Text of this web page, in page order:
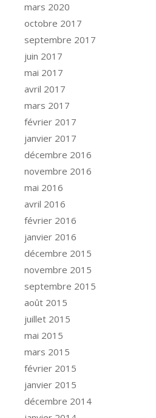
mars 2020
octobre 2017
septembre 2017
juin 2017
mai 2017
avril 2017
mars 2017
février 2017
janvier 2017
décembre 2016
novembre 2016
mai 2016
avril 2016
février 2016
janvier 2016
décembre 2015
novembre 2015
septembre 2015
août 2015
juillet 2015
mai 2015
mars 2015
février 2015
janvier 2015
décembre 2014